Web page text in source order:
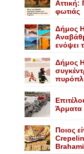
φωτιάς
Δήμος
ενόψει
Δήμος
Άρματα
Ποιος